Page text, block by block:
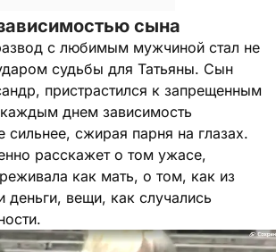
сына
с любимым мужчиной стал не
судьбы для Татьяны. Сын
пристрастился к запрещенным
днем зависимость
сильнее, сжирая парня на глазах.
расскажет о том ужасе,
как мать, о том, как из
деньги, вещи, как случались